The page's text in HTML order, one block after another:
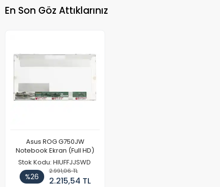
En Son Göz Attıklarınız
Asus ROG G750JW
Notebook Ekran (Full HD)
Stok Kodu: HIUFFJJSWD
%26
2.991,06 TL
2.215,54 TL